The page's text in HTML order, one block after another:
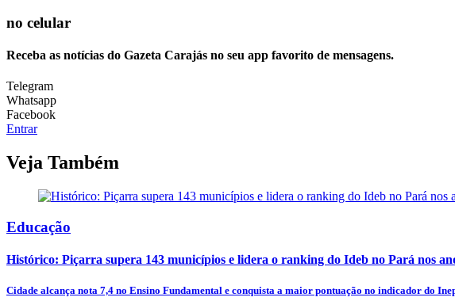
no celular
Receba as notícias do Gazeta Carajás no seu app favorito de mensagens.
Telegram
Whatsapp
Facebook
Entrar
Veja Também
Educação
Histórico: Piçarra supera 143 municípios e lidera o ranking do Ideb no Pará nos
Cidade alcança nota 7,4 no Ensino Fundamental e conquista a maior pontuação no indicador do